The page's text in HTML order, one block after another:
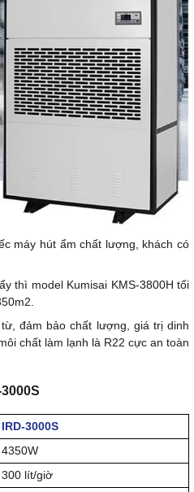
máy hút ẩm chất lượng, khách có
thì model Kumisai KMS-3800H tối
đảm bảo chất lượng, giá trị dinh
chất làm lạnh là R22 cực an toàn
IRD-3000S
4350W
300 lít/giờ